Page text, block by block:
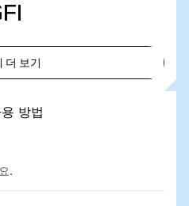
더 보기
방법
.